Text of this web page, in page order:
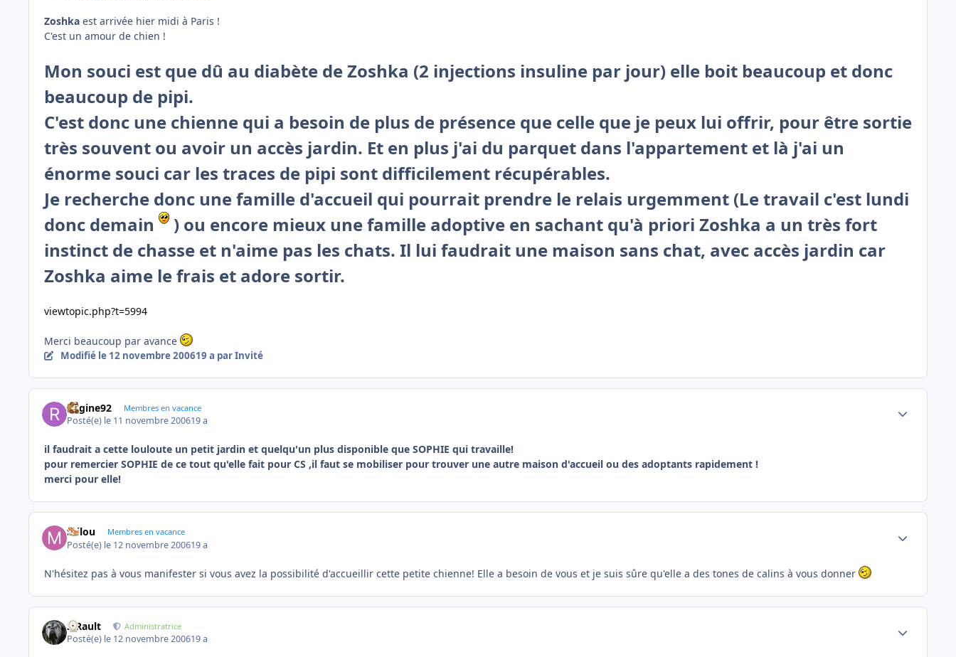
Zoshka est arrivée hier midi à Paris !
C'est un amour de chien !
Mon souci est que dû au diabète de Zoshka (2 injections insuline par jour) elle boit beaucoup et donc
beaucoup de pipi.
C'est donc une chienne qui a besoin de plus de présence que celle que je peux lui offrir, pour être sortie
très souvent ou avoir un accès jardin. Et en plus j'ai du parquet dans l'appartement et là j'ai un
énorme souci car les traces de pipi sont difficilement récupérables.
Je recherche donc une famille d'accueil qui pourrait prendre le relais urgemment (Le travail c'est lundi
donc demain
) ou encore mieux une famille adoptive en sachant qu'à priori Zoshka a un très fort
instinct de chasse et n'aime pas les chats. Il lui faudrait une maison sans chat, avec accès jardin car
Zoshka aime le frais et adore sortir.
viewtopic.php?t=5994
Merci beaucoup par avance
Modifié le 12 novembre 200619 a par Invité
Regine92 Membres en vacance
Posté(e) le 11 novembre 200619 a
il faudrait a cette louloute un petit jardin et quelqu'un plus disponible que SOPHIE qui travaille!
pour remercier SOPHIE de ce tout qu'elle fait pour CS ,il faut se mobiliser pour trouver une autre maison d'accueil ou des adoptants rapidement !
merci pour elle!
milou Membres en vacance
Posté(e) le 12 novembre 200619 a
N'hésitez pas à vous manifester si vous avez la possibilité d'accueillir cette petite chienne! Elle a besoin de vous et je suis sûre qu'elle a des tones de calins à vous donner
S.Rault Administratrice
Posté(e) le 12 novembre 200619 a